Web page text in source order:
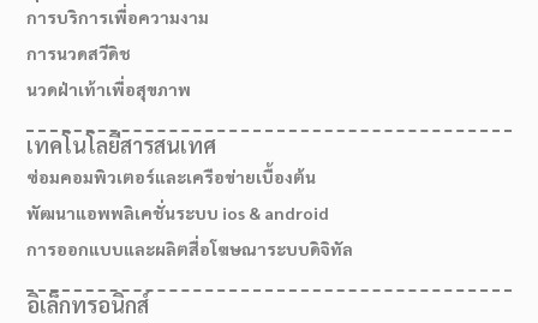
การบริการเพื่อความงาม
การนวดสวีดิช
นวดฝ่าเท้าเพื่อสุขภาพ
เทคโนโลยีสารสนเทศ
ซ่อมคอมพิวเตอร์และเครือข่ายเบื้องต้น
พัฒนาแอพพลิเคชั่นระบบ ios & android
การออกแบบและผลิตสื่อโฆษณาระบบดิจิทัล
อิเล็กทรอนิกส์